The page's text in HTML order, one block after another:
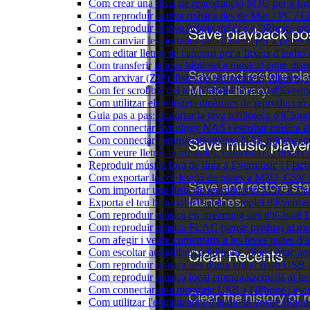
Com crear una llista de reproducció M3U per a
Com reproduir la teva música des de Mac / PC
Com reproduir la teva pròpia música a l'iPhone
Com canviar les portades dels àlbums per a
Com editar lletres de cançons per a fitxers
Com transferir la teva biblioteca musical entre
Com arxivar (ZIP) llistes de reproducció, àlbums,
Com fer scrobble del teu historial musical
Com utilitzar els widgets dinàmics de
Guia pas a pas: importar la teva biblioteca
Com connectar Synology NAS i escoltar música
Com connectar l'emmagatzematge NAS
Com veure lletres incrustades, comentaris i
Reproduir música fora de línia a Evermusic i
Com exportar la col·lecció de pistes a M3U,
Com importar una llista de reproducció M3U a
Exporta el teu historial d'escolta complet
Com reproduir música en streaming des d'iCloud
Com reproduir música FLAC (sense pèrdua) al
Com afegir i veure comentaris a les teves pistes
Com escoltar audiolibres a l'iPhone, iPad i Mac
Com reproduir música des d'una unitat flash
Com reproduir música local emmagatzemada al
Com connectar una memòria USB a l'iPhone i
Com utilitzar l'equalitzador d'àudio al vostre